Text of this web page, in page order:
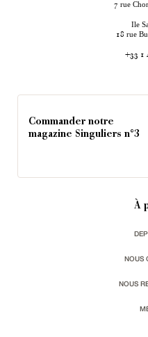
7 rue
Ile
18 rue
+33 1
Commander notre
magazine Singuliers n°3
À
NOUS
NOUS